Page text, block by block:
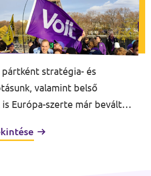
stratégia- és
valamint belső
is Európa-szerte már bevált
közti